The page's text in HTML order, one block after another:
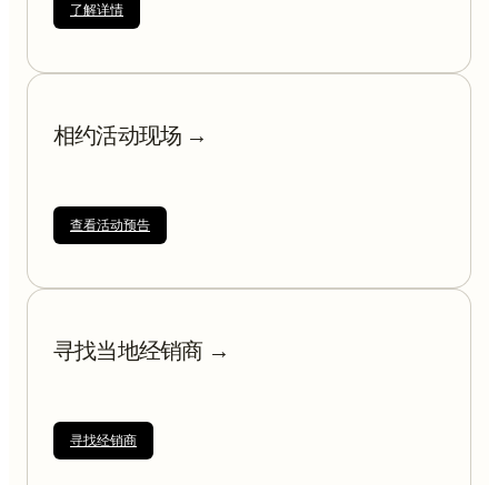
了解详情
相约活动现场 →
查看活动预告
寻找当地经销商 →
寻找经销商